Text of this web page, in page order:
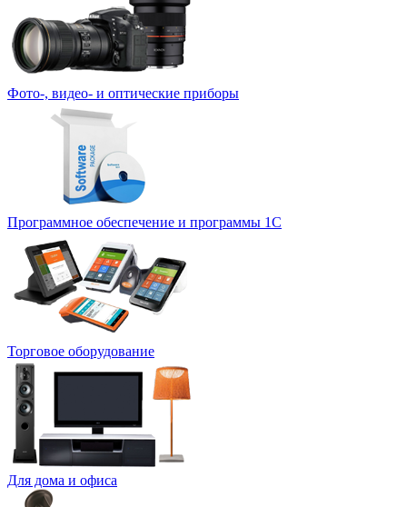
Фото-, видео- и оптические приборы
Программное обеспечение и программы 1С
Торговое оборудование
Для дома и офиса